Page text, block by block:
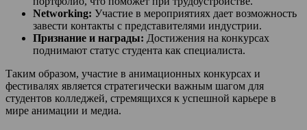
Networking: Участие в мероприятиях дает возможность
завести контакты с представителями индустрии.
Признание и награды: Достижения на конкурсах
поднимают статус студента как специалиста.
Таким образом, участие в анимационных конкурсах и
фестивалях является стратегически важным шагом для
студентов колледжей, стремящихся к успешной карьере в
мире анимации и медиа.